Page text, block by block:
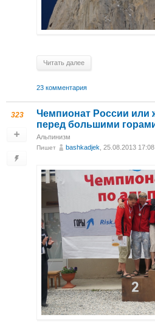
Читать далее
23 комментария
323
Чемпионат России или
перед большими
Альпинизм
Пишет bashkadjek , 25.08.2013 17:08